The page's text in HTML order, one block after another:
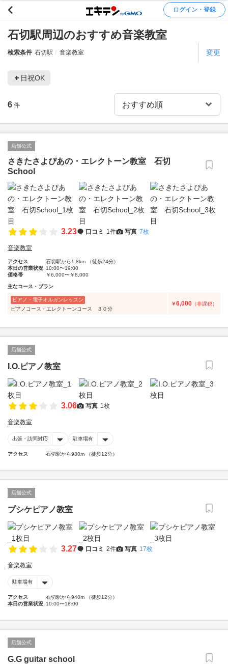
ログイン・登録
石切駅周辺のおすすめ音楽教室
検索条件 石切駅 音楽教室 変更
日祝OK
6 件
店舗公式
さきたさよぴあの・エレクトーン教室 石切
School
3.23 口コミ 1件 写真 7枚
音楽教室
アクセス
石切駅から1.8km （徒歩24分）
本日の営業状況 10:00〜19:00
価格帯
￥6,000〜￥8,000
主なコース・プラン
ピアノ・電子オルガンレッスン
ピアノコース・エレクトーンコース ３０分
￥6,000 （非課税）
店舗公式
I.O.ピアノ教室
3.06 写真 1枚
音楽教室
出張・訪問対応 駐車場有
アクセス 石切駅から930m （徒歩12分）
店舗公式
プシケピアノ教室
3.27 口コミ 2件 写真 17枚
音楽教室
駐車場有
アクセス
石切駅から940m （徒歩12分）
本日の営業状況 10:00〜18:00
店舗公式
G.G guitar school